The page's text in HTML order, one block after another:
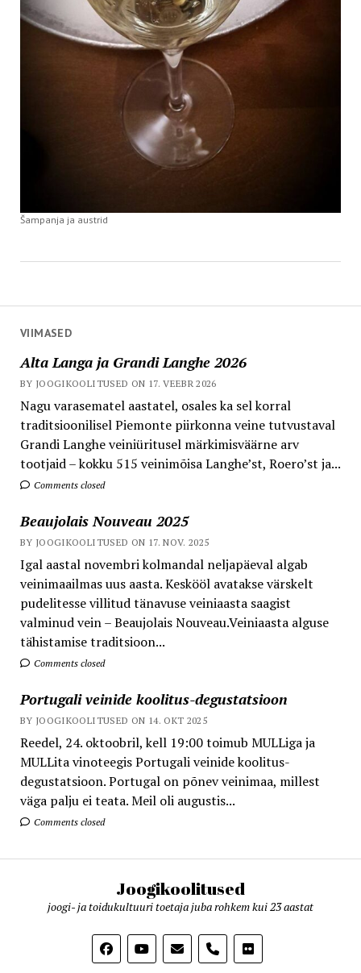
VIIMASED
Alta Langa ja Grandi Langhe 2026
BY JOOGIKOOLITUSED ON 17. VEEBR 2026
Nagu varasematel aastatel, osales ka sel korral
traditsioonilisel Piemonte piirkonna veine tutvustaval
Grandi Langhe veiniüritusel märkimisväärne arv
tootjaid – kokku 515 veinimõisa Langhe’st, Roero’st ja...
Comments closed
Beaujolais Nouveau 2025
BY JOOGIKOOLITUSED ON 17. NOV. 2025
Igal aastal novembri kolmandal neljapäeval algab
veinimaailmas uus aasta. Keskööl avatakse värskelt
pudelitesse villitud tänavuse veiniaasta saagist
valminud vein – Beaujolais Nouveau.Veiniaasta alguse
tähistamise traditsioon...
Comments closed
Portugali veinide koolitus-degustatsioon
BY JOOGIKOOLITUSED ON 14. OKT 2025
Reedel, 24. oktoobril, kell 19:00 toimub MULLiga ja
MULLita vinoteegis Portugali veinide koolitus-
degustatsioon. Portugal on põnev veinimaa, millest
väga palju ei teata. Meil oli augustis...
Comments closed
Šampanja ja austrid
Joogikoolitused
joogi- ja toidukultuuri toetaja juba rohkem kui 23 aastat
phone